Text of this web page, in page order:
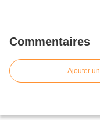
Commentaires
Ajouter